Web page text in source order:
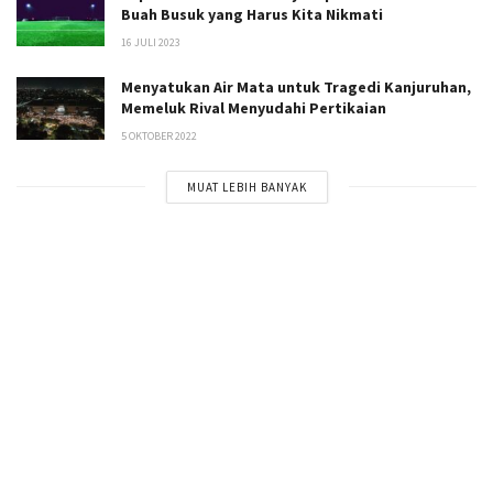
Buah Busuk yang Harus Kita Nikmati
16 JULI 2023
Menyatukan Air Mata untuk Tragedi Kanjuruhan,
Memeluk Rival Menyudahi Pertikaian
5 OKTOBER 2022
MUAT LEBIH BANYAK